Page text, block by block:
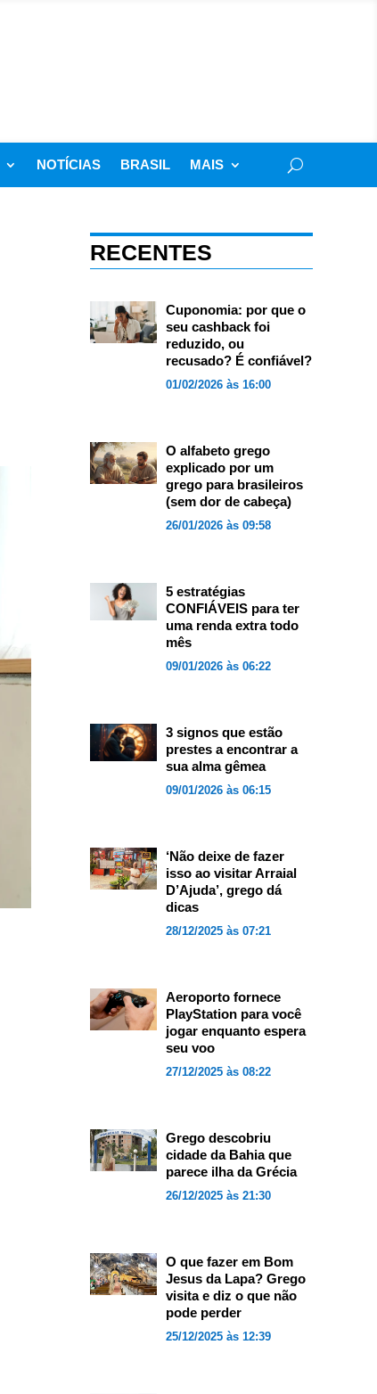
NOTÍCIAS BRASIL MAIS
RECENTES
Cuponomia: por que o
seu cashback foi
reduzido, ou
recusado? É confiável?
01/02/2026 às 16:00
O alfabeto grego
explicado por um
grego para brasileiros
(sem dor de cabeça)
26/01/2026 às 09:58
5 estratégias
CONFIÁVEIS para ter
uma renda extra todo
mês
09/01/2026 às 06:22
3 signos que estão
prestes a encontrar a
sua alma gêmea
09/01/2026 às 06:15
‘Não deixe de fazer
isso ao visitar Arraial
D’Ajuda’, grego dá
dicas
28/12/2025 às 07:21
Aeroporto fornece
PlayStation para você
jogar enquanto espera
seu voo
27/12/2025 às 08:22
Grego descobriu
cidade da Bahia que
parece ilha da Grécia
26/12/2025 às 21:30
O que fazer em Bom
Jesus da Lapa? Grego
visita e diz o que não
pode perder
25/12/2025 às 12:39